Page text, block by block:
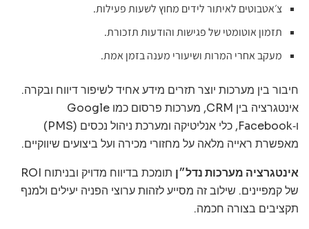
צ׳אטבוטים לאיתור לידים מחוץ לשעות פעילות.
תזמון אוטומטי של פגישות והודעות תזכורת.
מעקב אחרי המרות ושיעורי מענה בזמן אמת.
חיבור בין מערכות יוצר תזרים מידע אחיד לשיפור דיווח ובקרה.
אינטגרציה בין CRM, מערכות פרסום כמו Google
ו‑Facebook, כלי אנליטיקה ומערכת ניהול נכסים (PMS)
מאפשרת ראייה מלאה על מחזורי מכירה ועל ביצועים שיווקיים.
אינטגרציה מערכות נדל״ן
תומכת בדיווח מדויק ובניתוח ROI
של קמפיינים. שילוב זה מסייע לזהות ערוצי הפניה יעילים ולמנף
תקציבים בצורה חכמה.